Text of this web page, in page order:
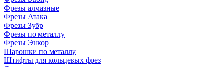
Фрезы алмазные
Фрезы Атака
Фрезы Зубр
Фрезы по металлу
Фрезы Энкор
Шарошки по металлу
Штифты для кольцевых фрез